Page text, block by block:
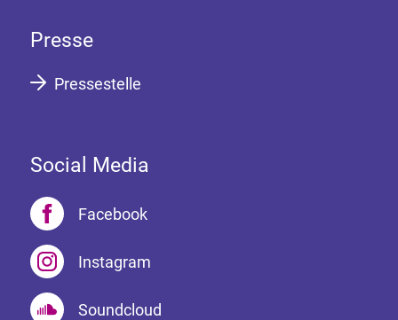
Presse
Pressestelle
Social Media
Facebook
Instagram
Soundcloud